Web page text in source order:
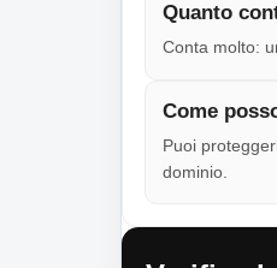
Quanto
Conta molto:
Come
Puoi
dominio.